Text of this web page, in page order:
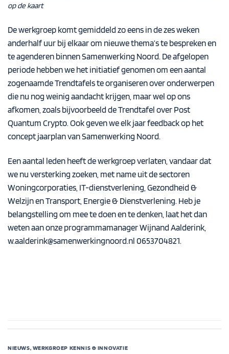
op de kaart
De werkgroep komt gemiddeld zo eens in de zes weken
anderhalf uur bij elkaar om nieuwe thema’s te bespreken en
te agenderen binnen Samenwerking Noord. De afgelopen
periode hebben we het initiatief genomen om een aantal
zogenaamde Trendtafels te organiseren over onderwerpen
die nu nog weinig aandacht krijgen, maar wel op ons
afkomen, zoals bijvoorbeeld deTrendtafel over Post
Quantum Crypto. Ook geven we elk jaar feedback op het
concept jaarplan van Samenwerking Noord.
Een aantal leden heeft de werkgroep verlaten, vandaar dat
we nu versterking zoeken, met name uit de sectoren
Woningcorporaties, IT-dienstverlening, Gezondheid &
Welzijn en Transport, Energie & Dienstverlening. Heb je
belangstelling om mee te doen en te denken, laat het dan
weten aan onze programmamanager Wijnand Aalderink,
w.aalderink@samenwerkingnoord.nl 0653704821.
NIEUWS, WERKGROEP KENNIS & INNOVATIE